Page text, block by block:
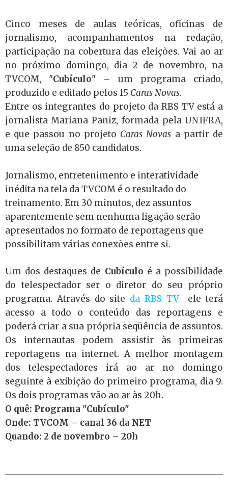
Cinco meses de aulas teóricas, oficinas de
jornalismo, acompanhamentos na redação,
participação na cobertura das eleições. Vai ao ar
no próximo domingo, dia 2 de novembro, na
TVCOM, "Cubículo" – um programa criado,
produzido e editado pelos 15 Caras Novas.
Entre os integrantes do projeto da RBS TV está a
jornalista Mariana Paniz, formada pela UNIFRA,
e que passou no projeto Caras Novas a partir de
uma seleção de 850 candidatos.
Jornalismo, entretenimento e interatividade
inédita na tela da TVCOM é o resultado do
treinamento. Em 30 minutos, dez assuntos
aparentemente sem nenhuma ligação serão
apresentados no formato de reportagens que
possibilitam várias conexões entre si.
Um dos destaques de Cubículo é a possibilidade
do telespectador ser o diretor do seu próprio
programa. Através do site da RBS TVele terá
acesso a todo o conteúdo das reportagens e
poderá criar a sua própria seqüência de assuntos.
Os internautas podem assistir às primeiras
reportagens na internet. A melhor montagem
dos telespectadores irá ao ar no domingo
seguinte à exibição do primeiro programa, dia 9.
Os dois programas vão ao ar às 20h.
O quê: Programa "Cubículo"
Onde: TVCOM – canal 36 da NET
Quando: 2 de novembro – 20h